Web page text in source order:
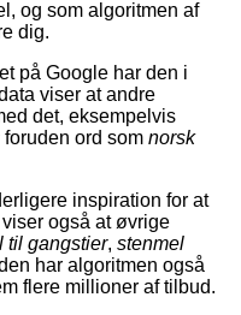
og som algoritmen af
dig.
på Google har den i
viser at andre
det, eksempelvis
foruden ord som norsk
inspiration for at
også at øvrige
til gangstier, stenmel
har algoritmen også
flere millioner af tilbud.